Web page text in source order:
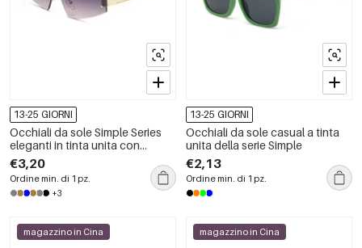
13-25 GIORNI
Occhiali da sole Simple Series
eleganti in tinta unita con
sfumatura di colore
€3,20
Ordine min. di 1 pz.
+3
13-25 GIORNI
Occhiali da sole casual a tinta
unita della serie Simple
€2,13
Ordine min. di 1 pz.
magazzino in Cina magazzino in Cina